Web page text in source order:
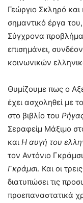
Γεώργιο Σκληρό
σημαντικό έργα του,
Σύγχρονα
επισημάνει,
κοινωνικών
Θυμίζουμε πως ο
έχει ασχοληθεί με
στο βιβλίο του
Σεραφείμ Μάξιμο
και Η αυγή του
τον Αντόνιο
Γκράμσι. Και οι
διατυπώσει τις
προεπαναστατικά